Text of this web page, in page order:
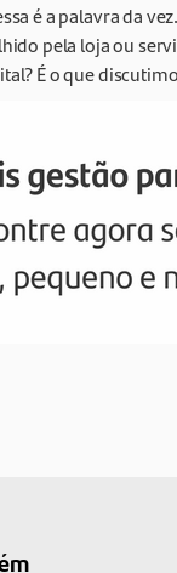
é a palavra da
pela loja ou
É o que